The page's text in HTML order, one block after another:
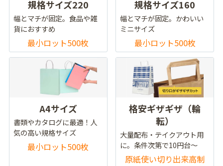
規格サイズ220
幅とマチが固定。食品や雑
貨におすすめ
最小ロット500枚
規格サイズ160
幅とマチが固定。かわいい
ミニサイズ
最小ロット500枚
A4サイズ
書類やカタログに最適！人
気の高い規格サイズ
最小ロット500枚
格安ギザギザ（輪
転）
大量配布・テイクアウト用
に。条件次第で10円台～
原紙使い切り出来高制